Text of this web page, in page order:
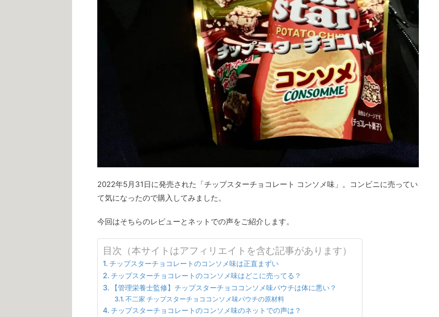
2022年5月31日に発売された「チップスターチョコレート コンソメ味」。コンビニに売ってい
て気になったので購入してみました。
今回はそちらのレビューとネットでの声をご紹介します。
目次（本サイトはアフィリエイトを含む記事があります）
チップスターチョコレートのコンソメ味は正直まずい
チップスターチョコレートのコンソメ味はどこに売ってる？
【管理栄養士監修】チップスターチョココンソメ味パウチは体に悪い？
不二家 チップスターチョココンソメ味パウチの原材料
チップスターチョコレートのコンソメ味のネットでの声は？